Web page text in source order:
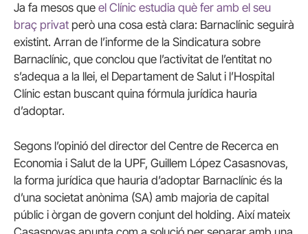
Ja fa mesos que el Clínic estudia què fer amb el seu
braç privat però una cosa està clara: Barnaclínic seguirà
existint. Arran de l’informe de la Sindicatura sobre
Barnaclínic, que conclou que l’activitat de l’entitat no
s’adequa a la llei, el Departament de Salut i l’Hospital
Clínic estan buscant quina fórmula jurídica hauria
d’adoptar.
Segons l’opinió del director del Centre de Recerca en
Economia i Salut de la UPF, Guillem López Casasnovas,
la forma jurídica que hauria d’adoptar Barnaclínic és la
d’una societat anònima (SA) amb majoria de capital
públic i òrgan de govern conjunt del holding. Així mateix